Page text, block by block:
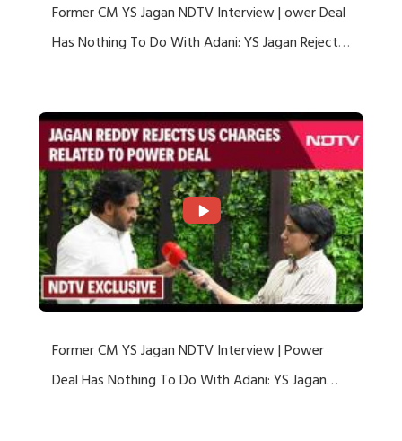
Former CM YS Jagan NDTV Interview | ower Deal
Has Nothing To Do With Adani: YS Jagan Rejects
Former CM YS Jagan NDTV Interview | Power
Deal Has Nothing To Do With Adani: YS Jagan